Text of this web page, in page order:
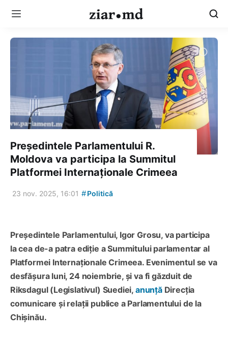
Președintele Parlamentului R.
Moldova va participa la Summitul
Platformei Internaționale Crimeea
23 nov. 2025, 16:01 #Politică
Președintele Parlamentului, Igor Grosu, va participa
la cea de-a patra ediție a Summitului parlamentar al
Platformei Internaționale Crimeea. Evenimentul se va
desfășura luni, 24 noiembrie, și va fi găzduit de
Riksdagul (Legislativul) Suediei, anunțăDirecția
comunicare și relații publice a Parlamentului de la
Chișinău.